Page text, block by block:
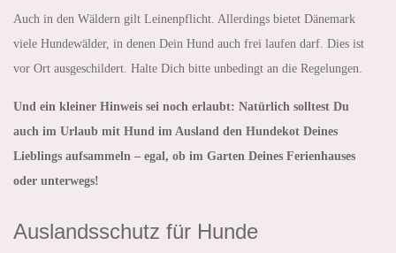
Auch in den Wäldern gilt Leinenpflicht. Allerdings bietet Dänemark
viele Hundewälder, in denen Dein Hund auch frei laufen darf. Dies ist
vor Ort ausgeschildert. Halte Dich bitte unbedingt an die Regelungen.
Und ein kleiner Hinweis sei noch erlaubt: Natürlich solltest Du
auch im Urlaub mit Hund im Ausland den Hundekot Deines
Lieblings aufsammeln – egal, ob im Garten Deines Ferienhauses
oder unterwegs!
Auslandsschutz für Hunde